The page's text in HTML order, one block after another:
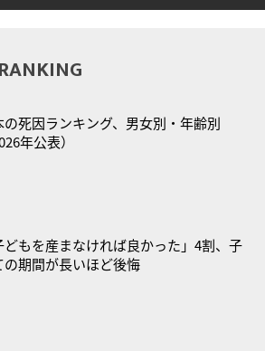
の死因ランキング、男女別・年齢別
年公表）
どもを産まなければ良かった」4割、子
の期間が長いほど後悔